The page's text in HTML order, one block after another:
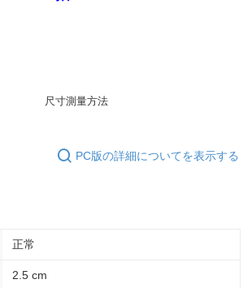
ぎた場合、その金額に基づいて年利20%の遅延滞
をご利用いただけます。
ついて疑問がある、または関連する法律の権利を
ットプロテクションズcs_tw@netprotections.co.jp
とににご同意いただけない場合は、当サービスを選
PC版の詳細についてを表示する
正常
2.5 cm